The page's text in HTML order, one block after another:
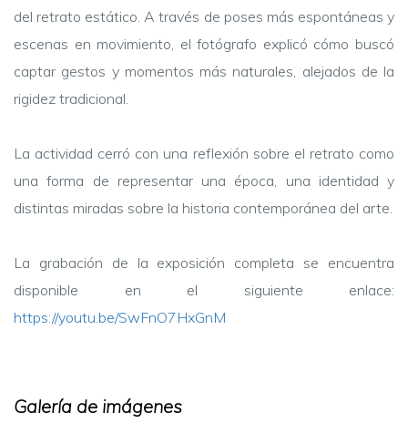
del retrato estático. A través de poses más espontáneas y
escenas en movimiento, el fotógrafo explicó cómo buscó
captar gestos y momentos más naturales, alejados de la
rigidez tradicional.
La actividad cerró con una reflexión sobre el retrato como
una forma de representar una época, una identidad y
distintas miradas sobre la historia contemporánea del arte.
La grabación de la exposición completa se encuentra
disponible en el siguiente enlace:
https://youtu.be/SwFnO7HxGnM
Galería de imágenes